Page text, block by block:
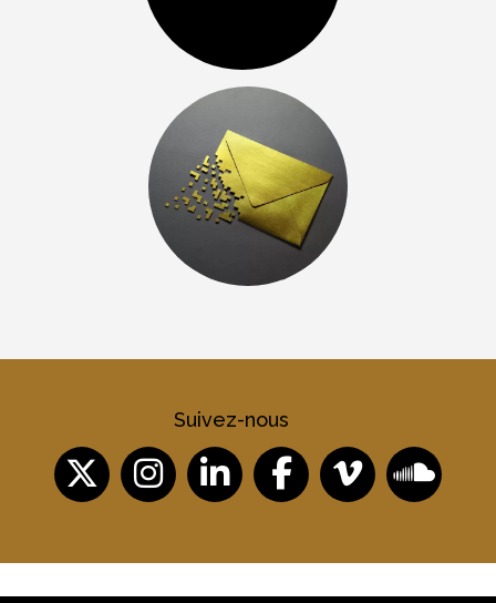
Suivez-nous